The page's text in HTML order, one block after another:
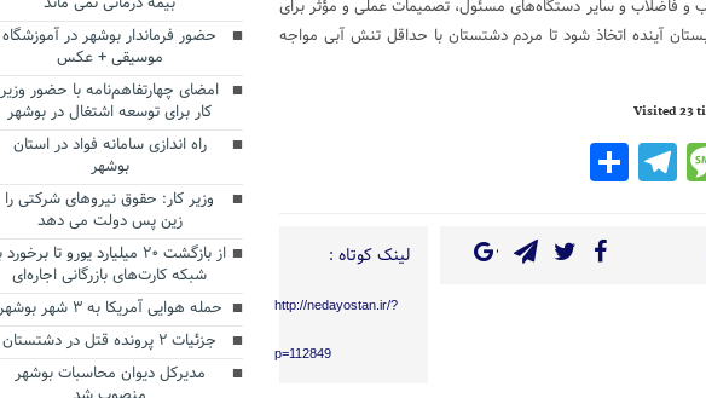
و فاضلاب و سایر دستگاه‌های مسئول، تصمیمات عملی و مؤثر برای
آینده اتخاذ شود تا مردم دشتستان با حداقل تنش آبی مواجه
Visited 23
Message
Telegram
Share
لینک کوتاه :
http://nedayostan.ir/?
p=112849
حضور فرماندار بوشهر در آموزشگاه
موسیقی + عکس
امضای چهارتفاهم‌نامه با حضور وزیر
کار برای توسعه اشتغال در بوشهر
راه اندازی سامانه فواد در استان
بوشهر
وزیر کار: حقوق نیروهای شرکتی را
زین پس دولت می دهد
از بازگشت ۲۰ میلیارد یورو تا
شبکه کارت‌های بازرگانی اجاره‌ای
حمله هوایی آمریکا به ۳ شهر بوشهر
جزئیات ۲ پرونده قتل در دشتستان
مدیرکل دیوان محاسبات بوشهر